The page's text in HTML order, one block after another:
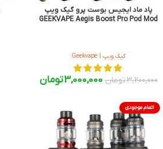
پاد ماد ایجیس بوست پرو گیک ویپ
GEEKVAPE Aegis Boost Pro Pod Mod
گیک ویپ | Geekvape
3,200,000تومان 3,000,000تومان
اتمام موجودی